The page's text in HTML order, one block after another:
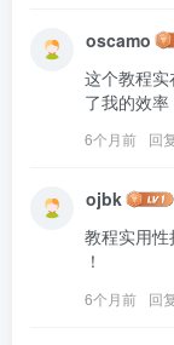
oscamo
这个教程
了我的效率
6个月前 回
ojbk
教程实用
！
6个月前 回